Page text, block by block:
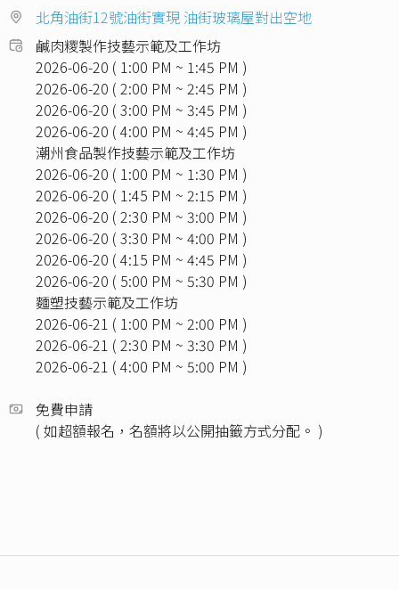
北角油街12號油街實現 油街玻璃屋對出空地
鹹肉糭製作技藝示範及工作坊
2026-06-20 ( 1:00 PM ~ 1:45 PM )
2026-06-20 ( 2:00 PM ~ 2:45 PM )
2026-06-20 ( 3:00 PM ~ 3:45 PM )
2026-06-20 ( 4:00 PM ~ 4:45 PM )
潮州食品製作技藝示範及工作坊
2026-06-20 ( 1:00 PM ~ 1:30 PM )
2026-06-20 ( 1:45 PM ~ 2:15 PM )
2026-06-20 ( 2:30 PM ~ 3:00 PM )
2026-06-20 ( 3:30 PM ~ 4:00 PM )
2026-06-20 ( 4:15 PM ~ 4:45 PM )
2026-06-20 ( 5:00 PM ~ 5:30 PM )
麵塑技藝示範及工作坊
2026-06-21 ( 1:00 PM ~ 2:00 PM )
2026-06-21 ( 2:30 PM ~ 3:30 PM )
2026-06-21 ( 4:00 PM ~ 5:00 PM )
免費申請
( 如超額報名，名額將以公開抽籤方式分配。 )